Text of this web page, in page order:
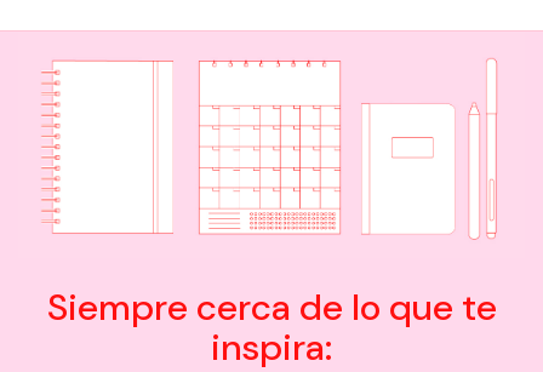
Siempre cerca de lo que te
inspira: